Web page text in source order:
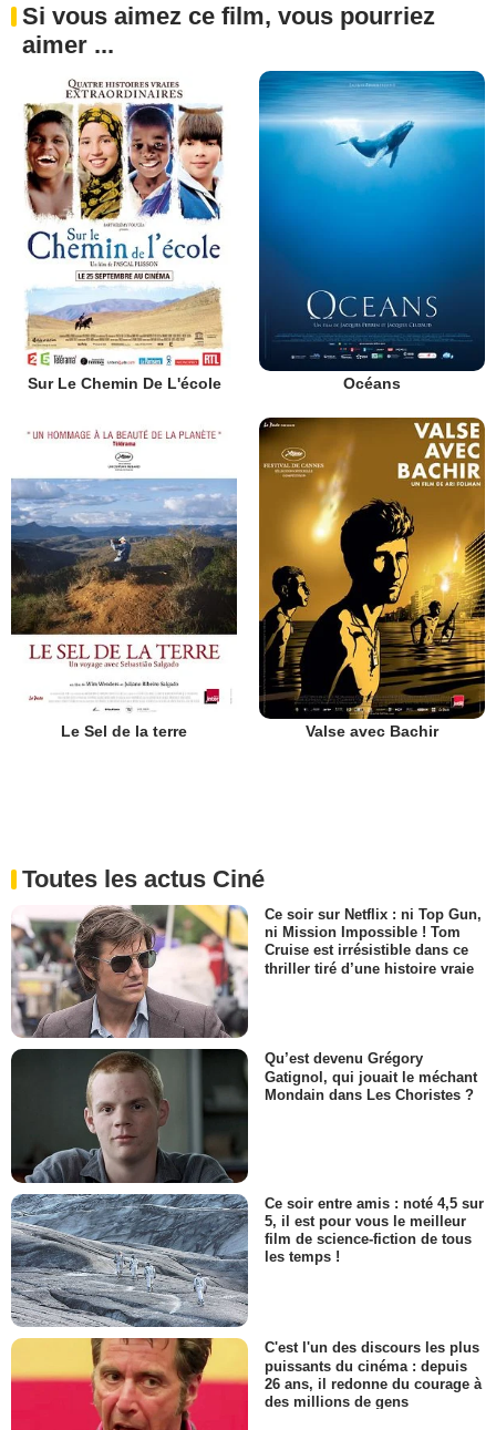
Si vous aimez ce film, vous pourriez
aimer ...
Sur Le Chemin De L'école Océans
Le Sel de la terre Valse avec Bachir
Toutes les actus Ciné
Ce soir sur Netflix : ni Top Gun,
ni Mission Impossible ! Tom
Cruise est irrésistible dans ce
thriller tiré d’une histoire vraie
Qu’est devenu Grégory
Gatignol, qui jouait le méchant
Mondain dans Les Choristes ?
Ce soir entre amis : noté 4,5 sur
5, il est pour vous le meilleur
film de science-fiction de tous
les temps !
C'est l'un des discours les plus
puissants du cinéma : depuis
26 ans, il redonne du courage à
des millions de gens